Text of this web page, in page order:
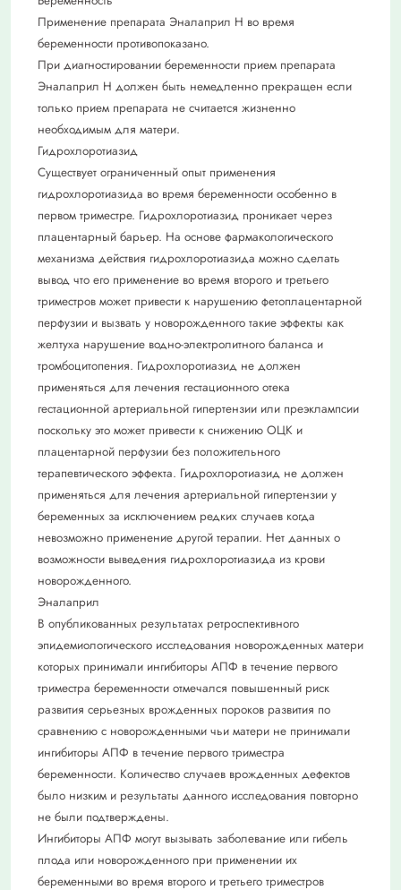
Применение препарата Эналаприл Н во время
беременности противопоказано.
При диагностировании беременности прием препарата
Эналаприл Н должен быть немедленно прекращен если
только прием препарата не считается жизненно
необходимым для матери.
Гидрохлоротиазид
Существует ограниченный опыт применения
гидрохлоротиазида во время беременности особенно в
первом триместре. Гидрохлоротиазид проникает через
плацентарный барьер. На основе фармакологического
механизма действия гидрохлоротиазида можно сделать
вывод что его применение во время второго и третьего
триместров может привести к нарушению фетоплацентарной
перфузии и вызвать у новорожденного такие эффекты как
желтуха нарушение водно-электролитного баланса и
тромбоцитопения. Гидрохлоротиазид не должен
применяться для лечения гестационного отека
гестационной артериальной гипертензии или преэклампсии
поскольку это может привести к снижению ОЦК и
плацентарной перфузии без положительного
терапевтического эффекта. Гидрохлоротиазид не должен
применяться для лечения артериальной гипертензии у
беременных за исключением редких случаев когда
невозможно применение другой терапии. Нет данных о
возможности выведения гидрохлоротиазида из крови
новорожденного.
Эналаприл
В опубликованных результатах ретроспективного
эпидемиологического исследования новорожденных матери
которых принимали ингибиторы АПФ в течение первого
триместра беременности отмечался повышенный риск
развития серьезных врожденных пороков развития по
сравнению с новорожденными чьи матери не принимали
ингибиторы АПФ в течение первого триместра
беременности. Количество случаев врожденных дефектов
было низким и результаты данного исследования повторно
не были подтверждены.
Ингибиторы АПФ могут вызывать заболевание или гибель
плода или новорожденного при применении их
беременными во время второго и третьего триместров